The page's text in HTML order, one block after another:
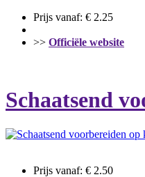
Prijs vanaf: € 2.25
>> Officiële website
Schaatsend
Prijs vanaf: € 2.50